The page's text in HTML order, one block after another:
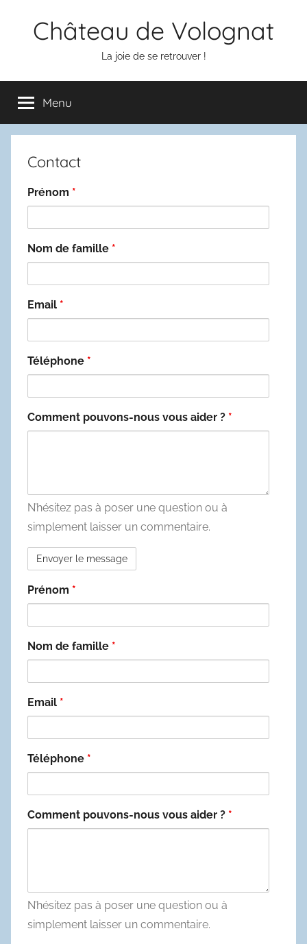
Château de Volognat
La joie de se retrouver !
Menu
Contact
Prénom *
Nom de famille *
Email *
Téléphone *
Comment pouvons-nous vous aider ? *
N’hésitez pas à poser une question ou à
simplement laisser un commentaire.
Prénom *
Nom de famille *
Email *
Téléphone *
Comment pouvons-nous vous aider ? *
N’hésitez pas à poser une question ou à
simplement laisser un commentaire.